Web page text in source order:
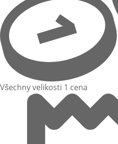
Všechny velikosti 1 cena